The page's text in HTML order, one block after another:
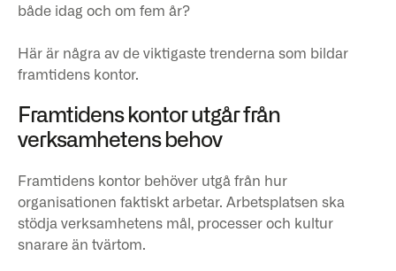
både idag och om fem år?
Här är några av de viktigaste trenderna som bildar
framtidens kontor.
Framtidens kontor utgår från
verksamhetens behov
Framtidens kontor behöver utgå från hur
organisationen faktiskt arbetar. Arbetsplatsen ska
stödja verksamhetens mål, processer och kultur
snarare än tvärtom.